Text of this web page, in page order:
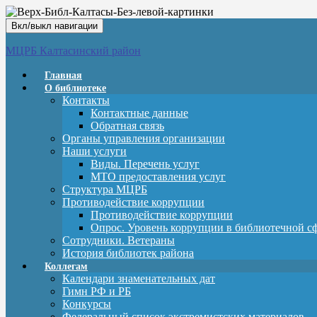
Вкл/выкл навигации
МЦРБ Калтасинский район
Главная
О библиотеке
Контакты
Контактные данные
Обратная связь
Органы управления организации
Наши услуги
Виды. Перечень услуг
МТО предоставления услуг
Структура МЦРБ
Противодействие коррупции
Противодействие коррупции
Опрос. Уровень коррупции в библиотечной
Сотрудники. Ветераны
История библиотек района
Коллегам
Календари знаменательных дат
Гимн РФ и РБ
Конкурсы